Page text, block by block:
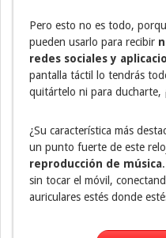
Pero esto no es todo,
pueden usarlo para recibir
redes sociales y
pantalla táctil lo tendrás
quitártelo ni para ducharte,
¿Su característica más
un punto fuerte de este
reproducción de música
sin tocar el móvil,
auriculares estés donde